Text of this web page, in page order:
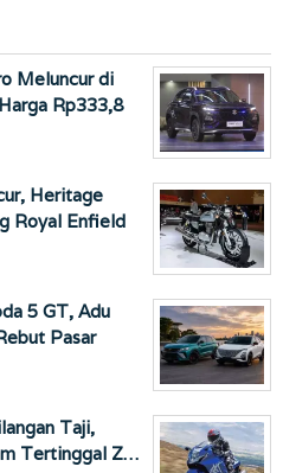
Meluncur di
Rp333,8
Heritage
Royal Enfield
5 GT, Adu
Pasar
Taji,
Tertinggal Z…